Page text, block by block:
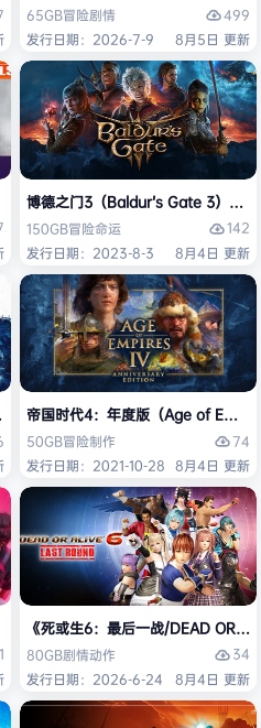
65GB冒险剧情
499
发行日期：2026-7-9
8月5日 更新
40,000: Space Marine 2）免安装
博德之门3（Baldur’s Gate 3）免安
150GB冒险命运
142
发行日期：2023-8-3
8月4日 更新
2 Stay Human: Reloaded
帝国时代4：年度版（Age of
50GB冒险制作
74
发行日期：2021-10-28 8月4日 更新
《死或生6：最后一战/DEAD OR
80GB剧情动作
34
发行日期：2026-6-24
8月4日 更新